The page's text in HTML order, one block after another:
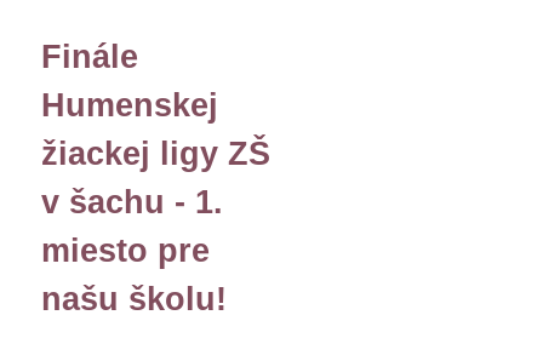
Finále
Humenskej
žiackej ligy ZŠ
v šachu - 1.
miesto pre
našu školu!